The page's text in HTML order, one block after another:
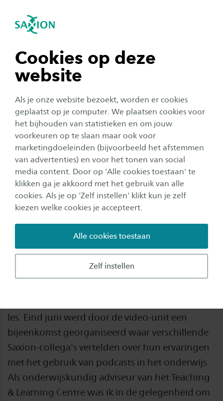
Cookies op deze
website
Als je onze website bezoekt, worden er cookies
geplaatst op je computer. We plaatsen cookies voor
het bijhouden van statistieken en om jouw
voorkeuren op te slaan maar ook voor
marketingdoeleinden (bijvoorbeeld het afstemmen
van advertenties) en voor het tonen van social
media content. Door op 'Alle cookies toestaan' te
klikken ga je akkoord met het gebruik van alle
cookies. Als je op 'Zelf instellen' klikt kun je zelf
kiezen welke cookies je accepteert.
Zelf instellen
Alle cookies toestaan
Navigatie openen
tonen
tonen
tonen
tonen
sluiten
Organisatie
Ervaringen met podcasts in het
onderwijs
20 oktober 2023 Leestijd: 3 Minuten
Denk je eens in wat je kan bereiken wanneer je
je onderwijs al aan kan bieden terwijl de
student nog onderweg is naar Saxion. Lopend,
les. Eind juni werd door de video-unit een
bijeenkomst georganiseerd waar verschillende
Saxion-collega's vertelden over hun ervaringen
met het gebruik van podcasts in het onderwijs.
Als onderwijskundig adviseur van het Teaching
& Learning Centre was ik in de gelegenheid om